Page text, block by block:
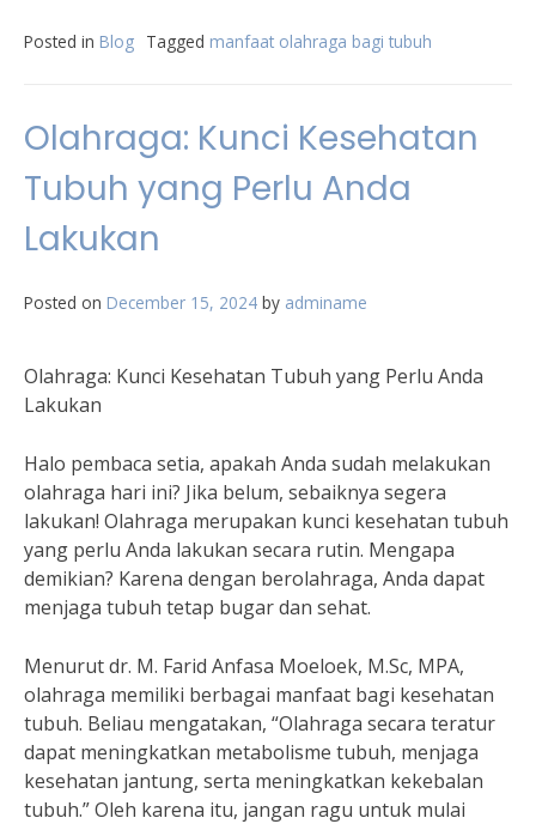
Posted in Blog Tagged manfaat olahraga bagi tubuh
Olahraga: Kunci Kesehatan
Tubuh yang Perlu Anda
Lakukan
Posted on December 15, 2024 by adminame
Olahraga: Kunci Kesehatan Tubuh yang Perlu Anda
Lakukan
Halo pembaca setia, apakah Anda sudah melakukan
olahraga hari ini? Jika belum, sebaiknya segera
lakukan! Olahraga merupakan kunci kesehatan tubuh
yang perlu Anda lakukan secara rutin. Mengapa
demikian? Karena dengan berolahraga, Anda dapat
menjaga tubuh tetap bugar dan sehat.
Menurut dr. M. Farid Anfasa Moeloek, M.Sc, MPA,
olahraga memiliki berbagai manfaat bagi kesehatan
tubuh. Beliau mengatakan, “Olahraga secara teratur
dapat meningkatkan metabolisme tubuh, menjaga
kesehatan jantung, serta meningkatkan kekebalan
tubuh.” Oleh karena itu, jangan ragu untuk mulai